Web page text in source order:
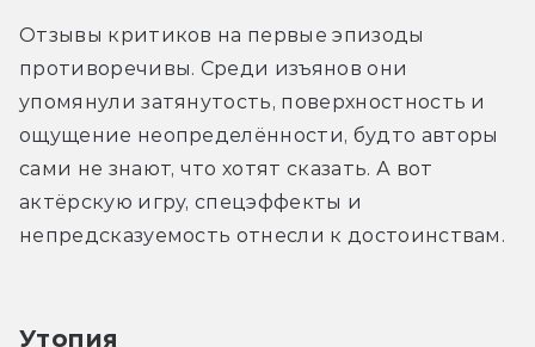
Отзывы критиков на первые эпизоды
противоречивы. Среди изъянов они
упомянули затянутость, поверхностность и
ощущение неопределённости, будто авторы
сами не знают, что хотят сказать. А вот
актёрскую игру, спецэффекты и
непредсказуемость отнесли к достоинствам.
Утопия